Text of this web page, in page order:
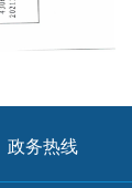
政务热线